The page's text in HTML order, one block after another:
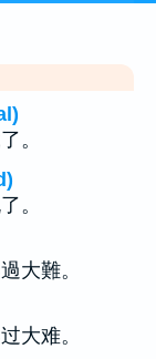
。
。
大難。
大难。